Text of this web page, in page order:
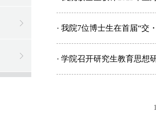
· 我院7位博士生在首届“交
· 学院召开研究生教育思想